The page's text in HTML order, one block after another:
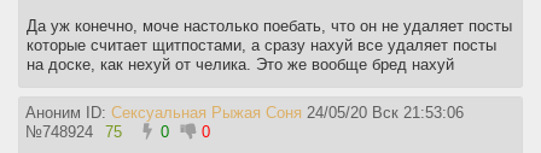
Да уж конечно, моче настолько поебать, что он не удаляет посты
которые считает щитпостами, а сразу нахуй все удаляет посты
на доске, как нехуй от челика. Это же вообще бред нахуй
Аноним ID: Сексуальная Рыжая Соня 24/05/20 Вск 21:53:06
№748924 75 0 0